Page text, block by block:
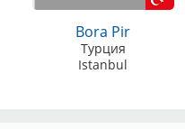
Конкурсы пар,
Регистрация СТРОГО
Bora Pir
Турция
Istanbul